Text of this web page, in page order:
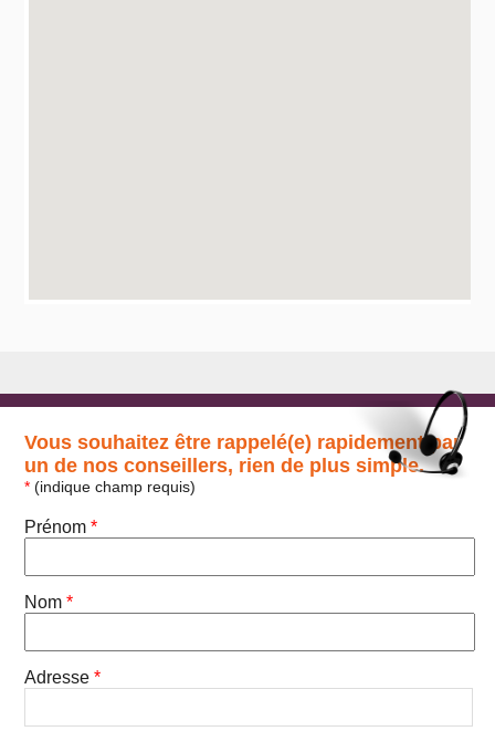
Vous souhaitez être rappelé(e) rapidement par
un de nos conseillers, rien de plus simple.
* (indique champ requis)
Prénom*
Nom*
Adresse*